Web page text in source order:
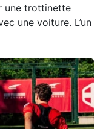
une trottinette
une voiture. L’un